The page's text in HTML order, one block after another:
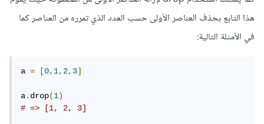
هذا التابع بحذف العناصر الأولى حسب العدد الذي تمرره من العناصر كما
في الأمثلة التالية:
a = [0,1,2,3]
a.drop(1)
# => [1, 2, 3]